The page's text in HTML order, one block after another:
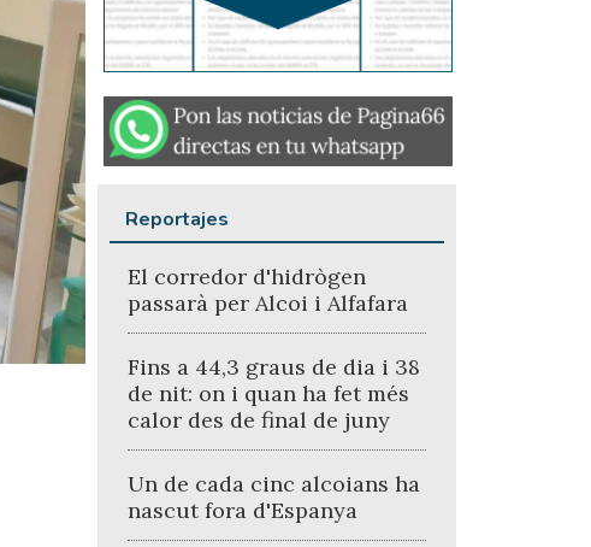
Reportajes
El corredor d'hidrògen
passarà per Alcoi i Alfafara
Fins a 44,3 graus de dia i 38
de nit: on i quan ha fet més
calor des de final de juny
Un de cada cinc alcoians ha
nascut fora d'Espanya